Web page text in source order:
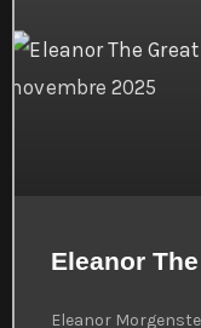
Eleanor
Eleanor